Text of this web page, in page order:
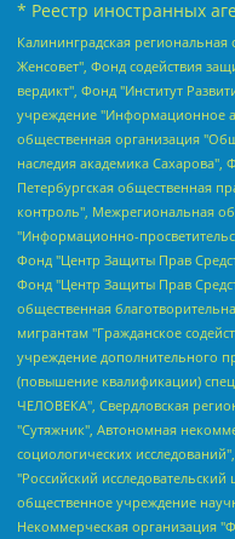
* Реестр иностранных
Калининградская региональная общественная организация "Экозащита!-Женсовет", Фонд содействия защите прав и свобод граждан "Общественный вердикт", Фонд "Институт Развития Свободы Информации", Частное учреждение "Информационное агентство МЕМО. РУ", Региональная общественная организация "Общественная комиссия по сохранению наследия академика Сахарова", Фонд поддержки свободы прессы, Санкт-Петербургская общественная правозащитная организация "Гражданский контроль", Межрегиональная общественная организация "Информационно-просветительский центр "Мемориал", Региональный Фонд "Центр Защиты Прав Средств Массовой Информации", с 05.12.2023 Фонд "Центр Защиты Прав Средств массовой информации", Региональная общественная благотворительная организация помощи беженцам и мигрантам "Гражданское содействие", Негосударственное образовательное учреждение дополнительного профессионального образования (повышение квалификации) специалистов "АКАДЕМИЯ ПО ПРАВАМ ЧЕЛОВЕКА", Свердловская региональная общественная организация "Сутяжник", Автономная некоммерческая организация "Центр независимых социологических исследований", Союз общественных объединений "Российский исследовательский центр по правам человека", Региональное общественное учреждение научно-информационный центр "МЕМОРИАЛ", Некоммерческая организация "Фонд защиты гласности", Автономная некоммерческая организация "Институт прав человека", Городская общественная организация "Екатеринбургское общество "МЕМОРИАЛ", Городская общественная организация "Рязанское историко-просветительское и правозащитное общество "Мемориал" (Рязанский Мемориал), Челябинский региональный орган общественной самодеятельности – женское общественное объединение "Женщины Евразии", Челябинский региональный орган общественной самодеятельности "Уральская правозащитная группа", Фонд содействия защите здоровья и социальной справедливости имени Андрея Рылькова, Автономная Некоммерческая Организация "Аналитический Центр Юрия Левады", Автономная некоммерческая организация социальной поддержки населения "Проект Апрель", Региональная общественная организация помощи женщинам и детям, находящимся в кризисной ситуации "Информационно-методический центр "Анна", Фонд содействия развитию массовых коммуникаций и правовому просвещению "Так-так-Так", Фонд содействия устойчивому развитию "Серебряная тайга", Свердловский региональный общественный фонд социальных проектов "Новое время", "Idel.Реалии", Кавказ.Реалии, Крым.Реалии, Телеканал Настоящее Время, Татаро-башкирская служба Радио Свобода (Azatliq Radiosi), Радио Свободная Европа/Радио Свобода (PCE/PC), "Сибирь.Реалии", "Фактограф", Благотворительный фонд помощи осужденным и их семьям, Автономная некоммерческая организация "Институт глобализации и социальных движений", Фонд "В защиту прав заключенных", Частное учреждение "Центр поддержки и содействия развитию средств массовой информации", Пензенский региональный общественный благотворительный фонд "Гражданский союз", "Север.Реалии", Некоммерческая организация Фонд "Правовая инициатива", Общество с ограниченной ответственностью "Радио Свободная Европа/Радио Свобода", Чешское информационное агентство "MEDIUM-ORIENT", Красноярская региональная общественная организация "Мы против СПИДа", Камалягин Денис Николаевич, Маркелов Сергей Евгеньевич, Пономарев Лев Александрович, Савицкая Людмила Алексеевна, Автономная некоммерческая организация "Центр по работе с проблемой насилия "НАСИЛИЮ.НЕТ", Межрегиональный профессиональный союз работников здравоохранения "Альянс врачей", Юридическое лицо, зарегистрированное в Латвийской Республике, SIA "Medusa Project" (регистрационный номер 40103797863, дата регистрации 10.06.2014), Некоммерческая организация "Фонд по борьбе с коррупцией", Автономная некоммерческая организация "Институт права и публичной политики", Баданин Роман Сергеевич, Гликин Максим Александрович, Железнова Мария Михайловна, Лукьянова Юлия Сергеевна, Маетная Елизавета Витальевна, Маняхин Петр Борисович, Чуракова Ольга Владимировна, Ярош Юлия Петровна, Юридическое лицо "The Insider SIA", зарегистрированное в Риге, Латвийская Республика (дата регистрации 26.06.2015), являющееся администратором доменного имени интернет-издания "The Insider SIA", https://theins.ru, Постернак Алексей Евгеньевич, Рубин Михаил Аркадьевич, Анин Роман Александрович, Юридическое лицо